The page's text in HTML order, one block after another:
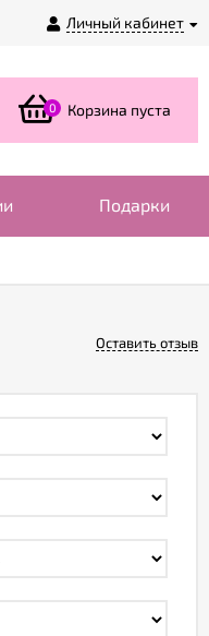
Личный кабинет
0 Корзина пуста
Подарки
Оставить отзыв